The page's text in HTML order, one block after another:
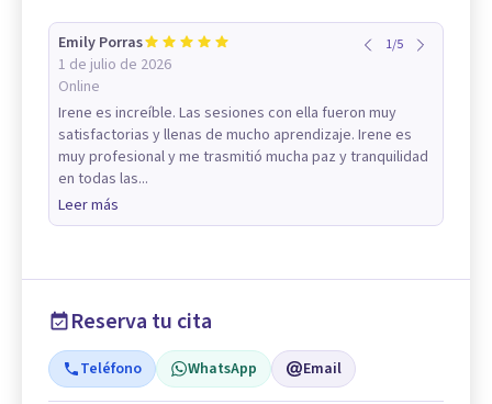
Emily Porras
1 de julio de 2026
Online
1/5
Irene es increíble. Las sesiones con ella fueron muy
satisfactorias y llenas de mucho aprendizaje. Irene es
muy profesional y me trasmitió mucha paz y tranquilidad
en todas las...
Leer más
Reserva tu cita
Teléfono WhatsApp Email